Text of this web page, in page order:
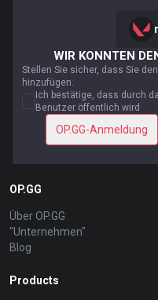
WIR KONNTEN
Stellen Sie sicher, dass Sie
hinzufügen.
Ich bestätige, dass durch
Benutzer öffentlich wird
OP.GG-Anmeldung
OP.GG
Über OP.GG
"Unternehmen"
Blog
Products